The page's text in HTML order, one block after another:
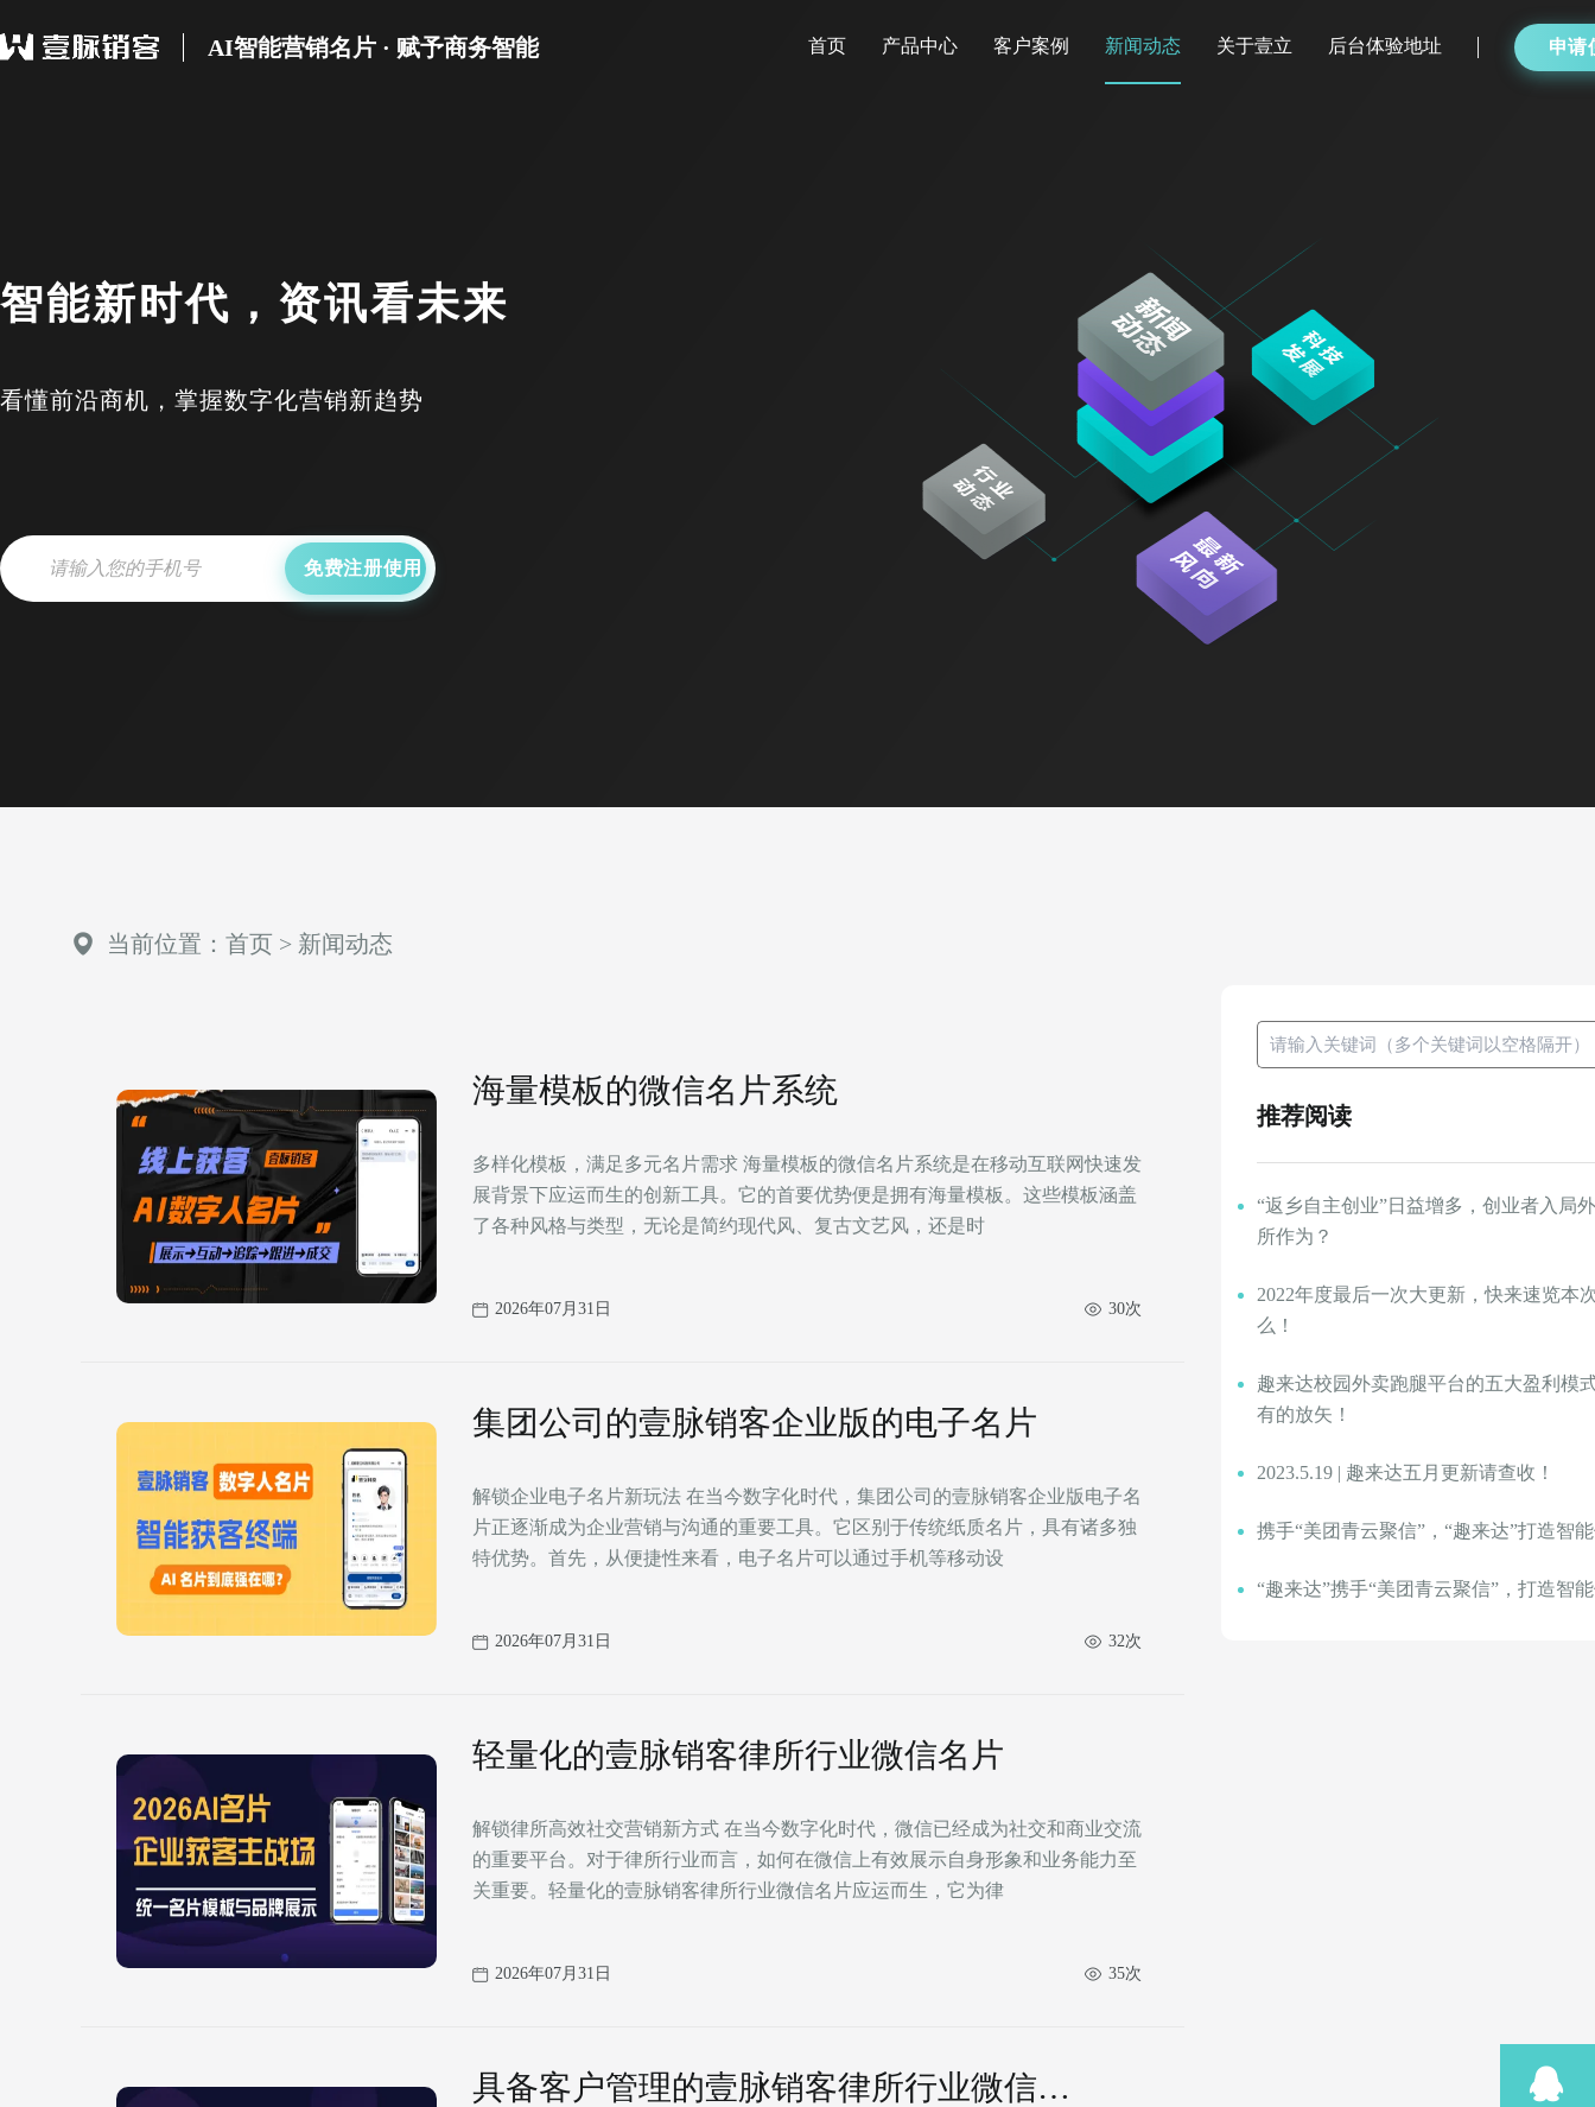
AI智能营销名片 · 赋予商务智能 首页 产品中心 客户案例 新闻动态 关于壹立 后台体验地址 申请
智能新时代，资讯看未来
看懂前沿商机，掌握数字化营销新趋势
免费注册使用
当前位置： 首页 > 新闻动态
海量模板的微信名片系统
多样化模板，满足多元名片需求 海量模板的微信名片系统是在移动互联网快速发
展背景下应运而生的创新工具。它的首要优势便是拥有海量模板。这些模板涵盖
了各种风格与类型，无论是简约现代风、复古文艺风，还是时
2026年07月31日 30次
集团公司的壹脉销客企业版的电子名片
解锁企业电子名片新玩法 在当今数字化时代，集团公司的壹脉销客企业版电子名
片正逐渐成为企业营销与沟通的重要工具。它区别于传统纸质名片，具有诸多独
特优势。首先，从便捷性来看，电子名片可以通过手机等移动设
2026年07月31日 32次
轻量化的壹脉销客律所行业微信名片
解锁律所高效社交营销新方式 在当今数字化时代，微信已经成为社交和商业交流
的重要平台。对于律所行业而言，如何在微信上有效展示自身形象和业务能力至
关重要。轻量化的壹脉销客律所行业微信名片应运而生，它为律
2026年07月31日 35次
具备客户管理的壹脉销客律所行业微信名
推荐阅读
“返乡自主创业”日益增多，创业者入局
所作为？
2022年度最后一次大更新，快来速览本
么！
趣来达校园外卖跑腿平台的五大盈利模
有的放矢！
2023.5.19 | 趣来达五月更新请查收！
携手“美团青云聚信”，“趣来达”打造智
“趣来达”携手“美团青云聚信”，打造智